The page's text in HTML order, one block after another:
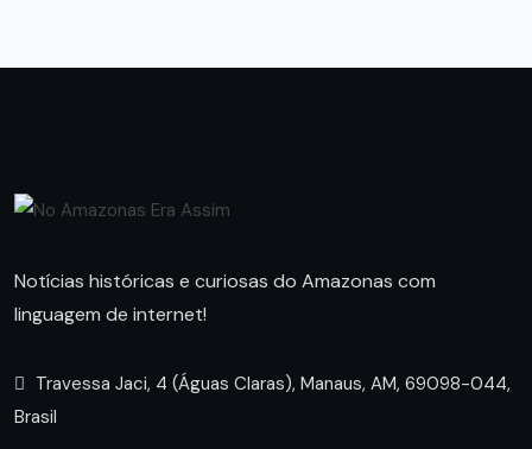
Notícias históricas e curiosas do Amazonas com
linguagem de internet!
Travessa Jaci, 4 (Águas Claras), Manaus, AM, 69098-044,
Brasil